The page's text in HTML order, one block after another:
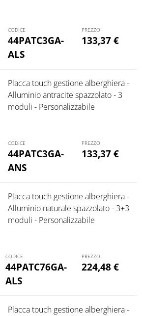
44PATC3GA-
ALS
133,37€
44PATC3GA-
ANS
Placca touch gestione alberghiera -
Alluminio antracite spazzolato - 3
moduli - Personalizzabile
133,37€
44PATC76GA-
ALS
Placca touch gestione alberghiera -
Alluminio naturale spazzolato - 3+3
moduli - Personalizzabile
224,48€
Placca touch gestione alberghiera -